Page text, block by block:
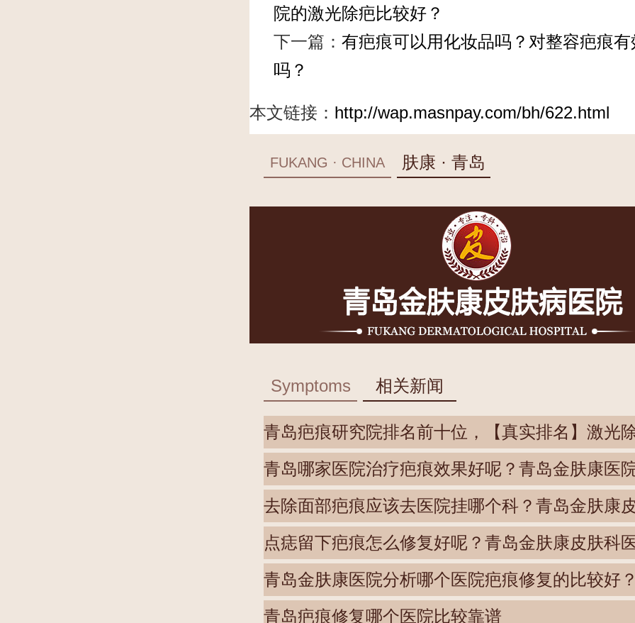
院的激光除疤比较好？
下一篇： 有疤痕可以用化妆品吗？对整容疤痕有
吗？
本文链接： http://wap.masnpay.com/bh/622.html
FUKANG · CHINA 肤康 · 青岛
Symptoms 相关新闻
青岛疤痕研究院排名前十位，【真实排名】激光
青岛哪家医院治疗疤痕效果好呢？青岛金肤康医
去除面部疤痕应该去医院挂哪个科？青岛金肤康
点痣留下疤痕怎么修复好呢？青岛金肤康皮肤科
青岛金肤康医院分析哪个医院疤痕修复的比较好
青岛疤痕修复哪个医院比较靠谱